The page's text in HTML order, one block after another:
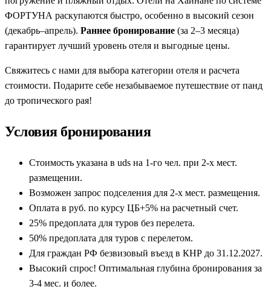
ФОРТУНА раскупаются быстро, особенно в высокий сезон
(декабрь–апрель). Раннее бронирование (за 2–3 месяца)
гарантирует лучший уровень отеля и выгодные цены.
Свяжитесь с нами для выбора категории отеля и расчета
стоимости. Подарите себе незабываемое путешествие от панд
до тропического рая!
Условия бронирования
Стоимость указана в uds на 1-го чел. при 2-х мест.
размещении.
Возможен запрос подселения для 2-х мест. размещения.
Оплата в руб. по курсу ЦБ+5% на расчетный счет.
25% предоплата для туров без перелета.
50% предоплата для туров с перелетом.
Для граждан РФ безвизовый въезд в КНР до 31.12.2027.
Высокий спрос! Оптимальная глубина бронирования за
3-4 мес. и более.